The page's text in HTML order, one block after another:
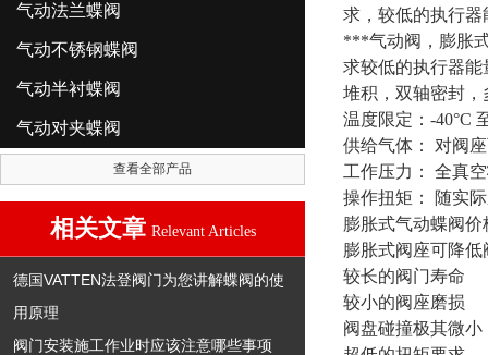
气动法兰蝶阀
气动不锈钢蝶阀
气动半衬蝶阀
气动对夹蝶阀
查看全部产品
相关文章 Relevant Articles
德国VATTEN法登阀门为您讲解蝶阀的使
用原理
阀门安装施工作业时应该注意哪些事项
求，较低的执行
***气动阀，膨胀
求较低的执行器
堆积，双轴密封，
温度限定：-40°C
供给气体： 对阀
工作压力： 全真
操作扭矩： 随实
膨胀式气动蝶阀
膨胀式阀座可降
较长的阀门寿命
较小的阀座磨损
阀盘碰撞极其微小